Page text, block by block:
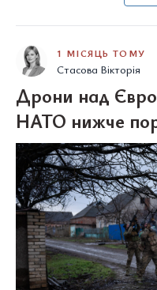
1 МІСЯЦЬ ТОМУ
Стасова Вікторія
Дрони над
НАТО нижче